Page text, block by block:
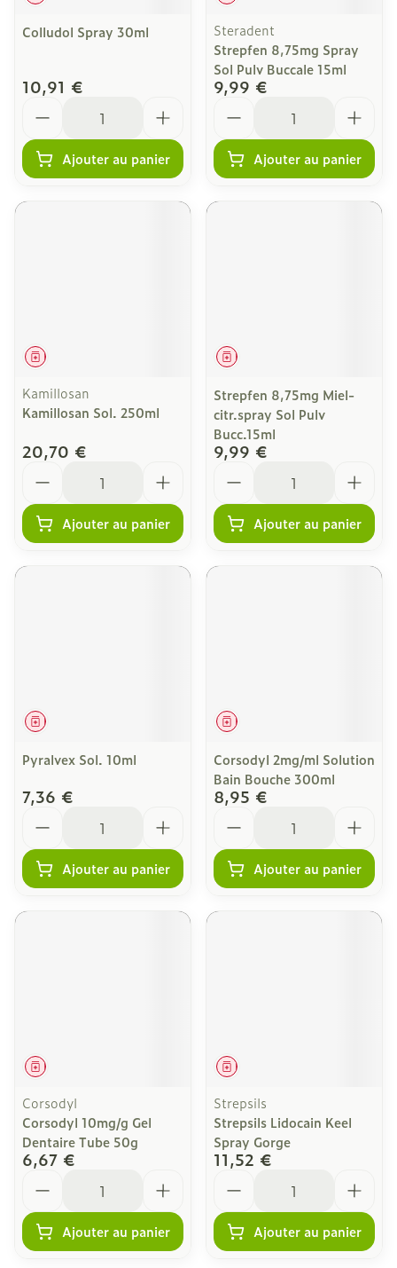
Colludol Spray 30ml
10,91 €
Ajouter au panier
Steradent
Strepfen 8,75mg Spray
Sol Pulv Buccale 15ml
9,99 €
Ajouter au panier
Médicament
Kamillosan
Kamillosan Sol. 250ml
20,70 €
Ajouter au panier
Médicament
Strepfen 8,75mg Miel-
citr.spray Sol Pulv
Bucc.15ml
9,99 €
Ajouter au panier
Médicament
Pyralvex Sol. 10ml
7,36 €
Ajouter au panier
Médicament
Corsodyl 2mg/ml Solution
Bain Bouche 300ml
8,95 €
Ajouter au panier
Médicament
Corsodyl
Corsodyl 10mg/g Gel
Dentaire Tube 50g
6,67 €
Ajouter au panier
Médicament
Strepsils
Strepsils Lidocain Keel
Spray Gorge
11,52 €
Ajouter au panier